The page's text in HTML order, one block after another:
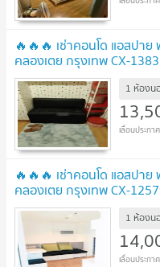
🔥🔥🔥 เช่าคอนโด แอสปาย
คลองเตย กรุงเทพ CX-
ตอบทันที ทีมงานมืออาชีพ ✅
1 ห้องน
🔥🔥🔥 เช่าคอนโด แอสปาย
คลองเตย กรุงเทพ CX-
ตอบทันที ทีมงานมืออาชีพ ✅
1 ห้องน